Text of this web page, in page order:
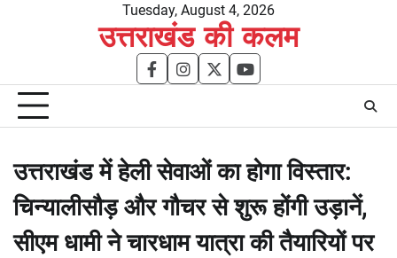
Tuesday, August 4, 2026
उत्तराखंड की कलम
facebookinstagram
twitteryoutube
उत्तराखंड में हेली सेवाओं का होगा विस्तार:
चिन्यालीसौड़ और गौचर से शुरू होंगी उड़ानें,
सीएम धामी ने चारधाम यात्रा की तैयारियों पर